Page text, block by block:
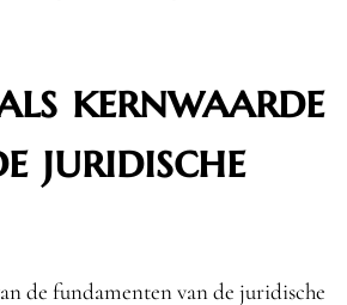
kernwaarde
juridische
de fundamenten van de juridische